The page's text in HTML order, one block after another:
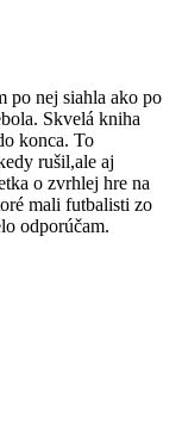
po nej siahla ako po
Skvelá kniha
konca. To
rušil,ale aj
o zvrhlej hre na
mali futbalisti zo
odporúčam.